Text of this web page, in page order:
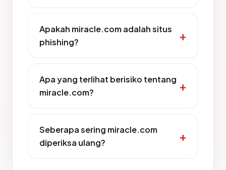
Apakah miracle.com adalah situs
phishing?
Apa yang terlihat berisiko tentang
miracle.com?
Seberapa sering miracle.com
diperiksa ulang?